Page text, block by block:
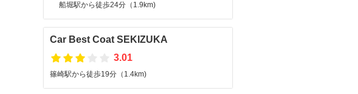
船堀駅から徒歩24分（1.9km)
Car Best Coat SEKIZUKA
3.01
篠崎駅から徒歩19分（1.4km)